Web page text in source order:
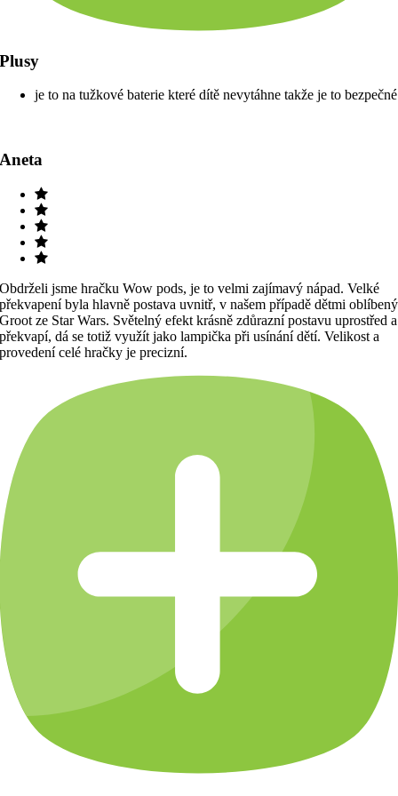
Plusy
je to na tužkové baterie které dítě nevytáhne takže je to bezpečné
Aneta
Obdrželi jsme hračku Wow pods, je to velmi zajímavý nápad. Velké
překvapení byla hlavně postava uvnitř, v našem případě dětmi oblíbený
Groot ze Star Wars. Světelný efekt krásně zdůrazní postavu uprostřed a
překvapí, dá se totiž využít jako lampička při usínání dětí. Velikost a
provedení celé hračky je precizní.